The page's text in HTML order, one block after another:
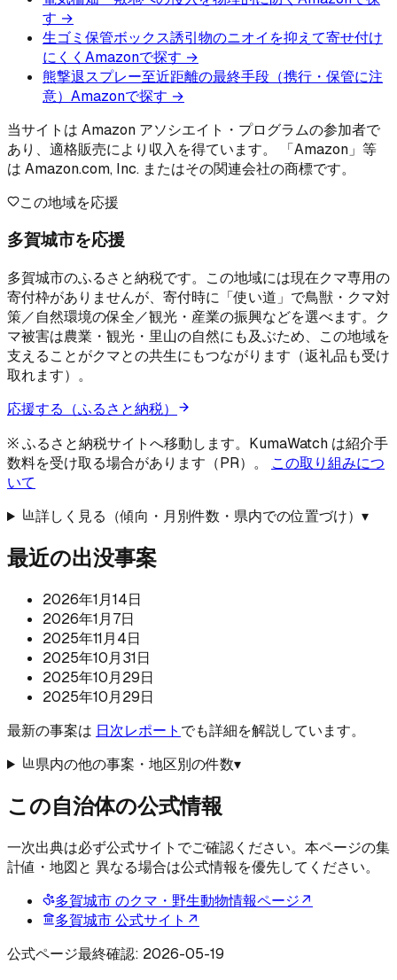
す →
生ゴミ保管ボックス誘引物のニオイを抑えて寄せ付け
にくく Amazonで探す →
熊撃退スプレー至近距離の最終手段（携行・保管に注
意） Amazonで探す →
当サイトは Amazon アソシエイト・プログラムの参加者で
あり、適格販売により収入を得ています。 「Amazon」等
は Amazon.com, Inc. またはその関連会社の商標です。
この地域を応援
多賀城市を応援
多賀城市のふるさと納税です。この地域には現在クマ専用の
寄付枠がありませんが、寄付時に「使い道」で鳥獣・クマ対
策／自然環境の保全／観光・産業の振興などを選べます。ク
マ被害は農業・観光・里山の自然にも及ぶため、この地域を
支えることがクマとの共生にもつながります（返礼品も受け
取れます）。
応援する（ふるさと納税）
※ ふるさと納税サイトへ移動します。KumaWatch は紹介手
数料を受け取る場合があります（PR）。
この取り組みにつ
いて
詳しく見る（傾向・月別件数・県内での位置づけ） ▾
最近の出没事案
2026年1月14日
2026年1月7日
2025年11月4日
2025年10月31日
2025年10月29日
2025年10月29日
最新の事案は 日次レポート でも詳細を解説しています。
県内の他の事案・地区別の件数▾
この自治体の公式情報
一次出典は必ず公式サイトでご確認ください。本ページの集
計値・地図と 異なる場合は公式情報を優先してください。
多賀城市のクマ・野生動物情報ページ↗
多賀城市公式サイト ↗
公式ページ最終確認: 2026-05-19